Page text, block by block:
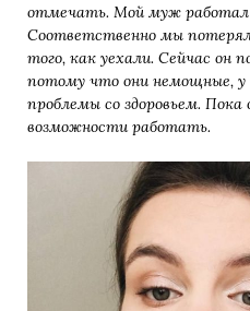
отмечать. Мой муж работал
Соответственно мы
того, как уехали. Сейчас он
потому что они немощные, у
проблемы со здоровьем.
возможности работать.